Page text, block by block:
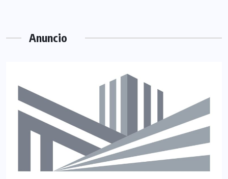
Anuncio